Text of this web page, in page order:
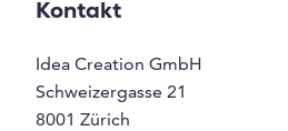
Kontakt
Idea Creation GmbH
Schweizergasse 21
8001 Zürich